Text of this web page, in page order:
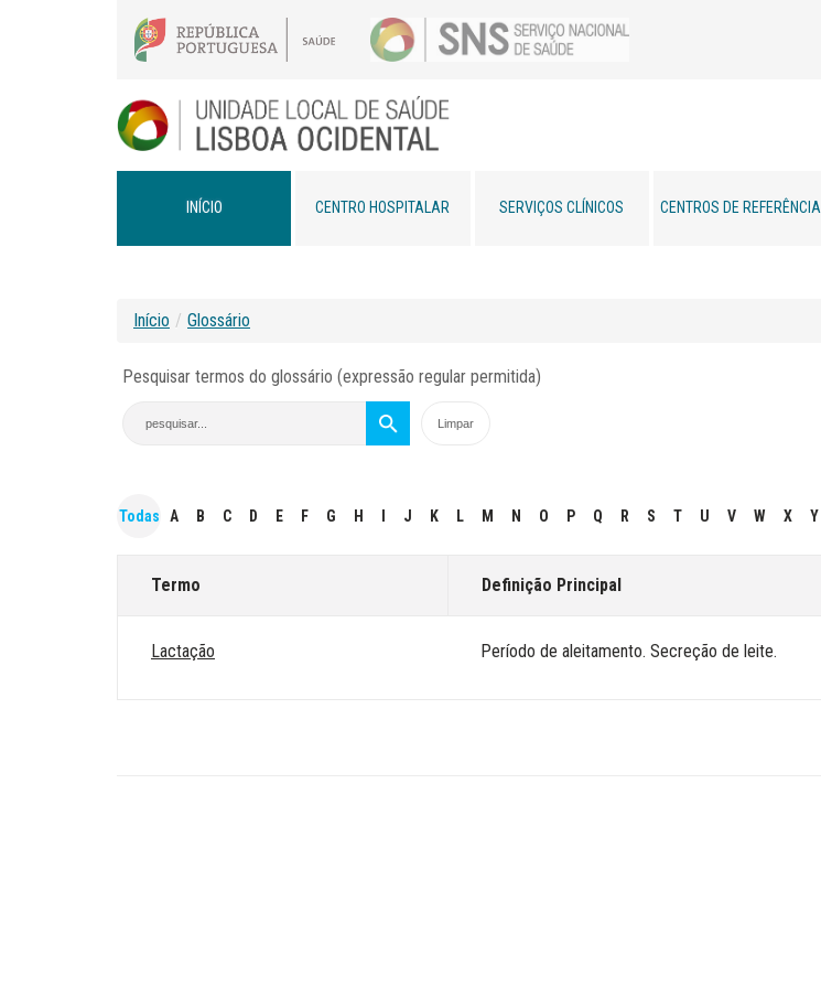
INÍCIO CENTRO HOSPITALAR SERVIÇOS CLÍNICOS CENTROS DE REFERÊNCIA
Início / Glossário
Pesquisar termos do glossário (expressão regular permitida)
Todas A B C D E F G H J K L M N O P Q R S T U V W X Y
Termo Definição Principal
Lactação Período de aleitamento. Secreção de leite.